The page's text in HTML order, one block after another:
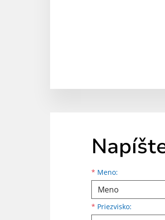
* Meno:
Meno
* Priezvisko:
Priezvisko
E-mailová adresa